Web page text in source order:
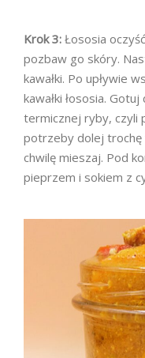
Krok 3: Łososia
pozbaw go skóry.
kawałki. Po upływie
kawałki łososia.
termicznej ryby, czyli
potrzeby dolej trochę
chwilę mieszaj. Pod
pieprzem i sokiem z